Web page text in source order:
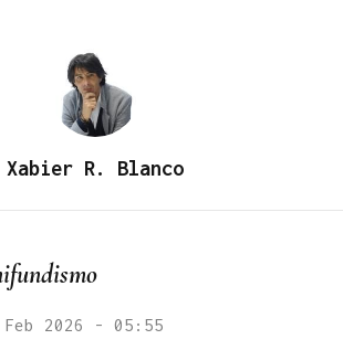
Xabier R. Blanco
Feb 2026 - 05:55